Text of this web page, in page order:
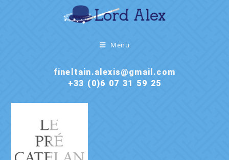
Menu
fineltain.alexis@gmail.com
+33 (0)6 07 31 59 25